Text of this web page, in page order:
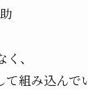
、
組み込んで